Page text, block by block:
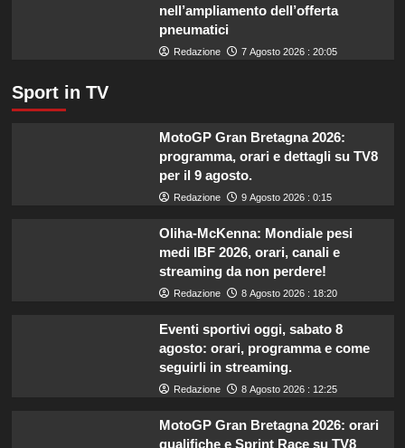
nell’ampliamento dell’offerta
pneumatici
Redazione 7 Agosto 2026 : 20:05
Sport in TV
MotoGP Gran Bretagna 2026:
programma, orari e dettagli su TV8
per il 9 agosto.
Redazione 9 Agosto 2026 : 0:15
Oliha-McKenna: Mondiale pesi
medi IBF 2026, orari, canali e
streaming da non perdere!
Redazione 8 Agosto 2026 : 18:20
Eventi sportivi oggi, sabato 8
agosto: orari, programma e come
seguirli in streaming.
Redazione 8 Agosto 2026 : 12:25
MotoGP Gran Bretagna 2026: orari
qualifiche e Sprint Race su TV8